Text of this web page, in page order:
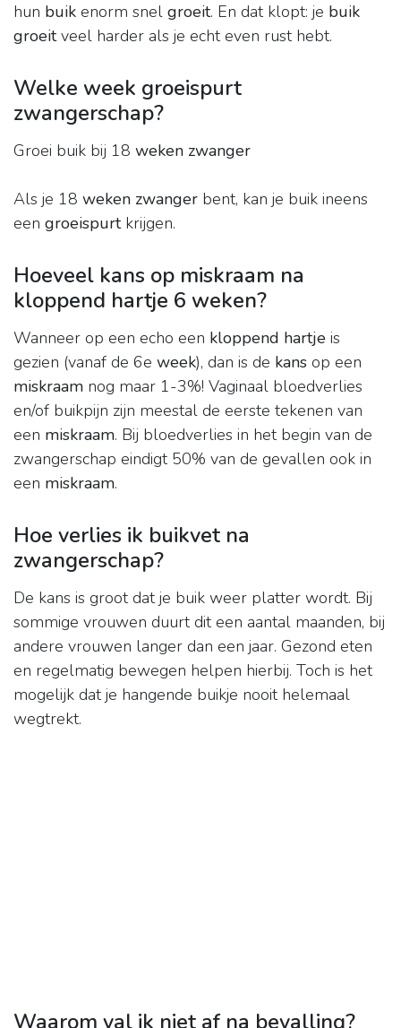
hun buik enorm snel groeit. En dat klopt: je buik
groeitveel harder als je echt even rust hebt.
Welke week groeispurt
zwangerschap?
Groei buik bij 18 weken zwanger
Als je 18 weken zwanger bent, kan je buik ineens
een groeispurtkrijgen.
Hoeveel kans op miskraam na
kloppend hartje 6 weken?
Wanneer op een echo een kloppend hartje is
gezien (vanaf de 6e week), dan is de kans op een
miskraam nog maar 1-3%! Vaginaal bloedverlies
en/of buikpijn zijn meestal de eerste tekenen van
een miskraam. Bij bloedverlies in het begin van de
zwangerschap eindigt 50% van de gevallen ook in
een miskraam.
Hoe verlies ik buikvet na
zwangerschap?
De kans is groot dat je buik weer platter wordt. Bij
sommige vrouwen duurt dit een aantal maanden, bij
andere vrouwen langer dan een jaar. Gezond eten
en regelmatig bewegen helpen hierbij. Toch is het
mogelijk dat je hangende buikje nooit helemaal
wegtrekt.
Waarom val ik niet af na bevalling?